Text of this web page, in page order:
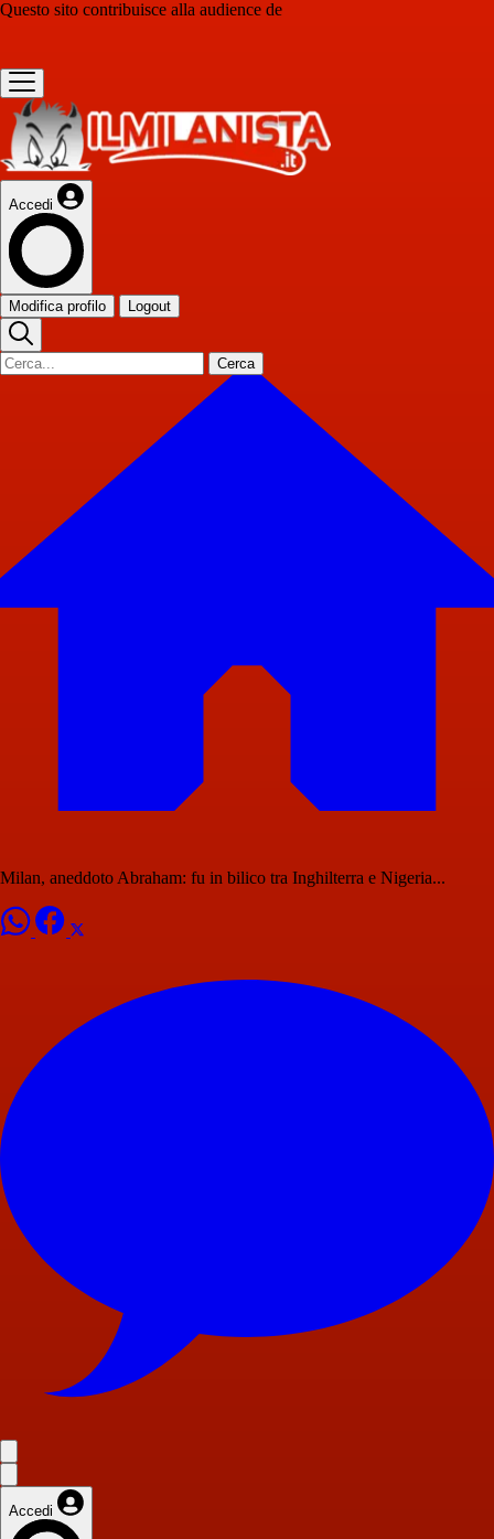
Questo sito contribuisce alla audience de
Accedi
Modifica profilo Logout
Cerca
Milan, aneddoto Abraham: fu in bilico tra Inghilterra e Nigeria...
Accedi